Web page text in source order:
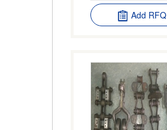
Add RFQ